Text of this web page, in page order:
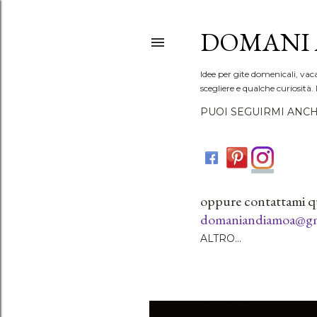
DOMANI
Idee per gite domenicali,
scegliere e qualche
PUOI SEGUIRMI
oppure contattami
ALTRO…